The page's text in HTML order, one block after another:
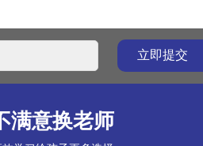
满意换老师